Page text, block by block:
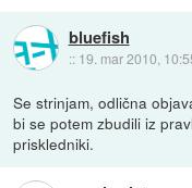
bluefish
:: 19. mar 2010,
Se strinjam, odlična
bi se potem zbudili iz
priskledniki.